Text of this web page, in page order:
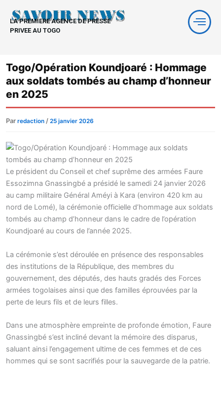
contenu
LA PREMIERE AGENCE DE PRESSE
PRIVEE AU TOGO
Togo/Opération Koundjoaré : Hommage
aux soldats tombés au champ d’honneur
en 2025
Par redaction / 25 janvier 2026
Le président du Conseil et chef suprême des armées Faure
Essozimna Gnassingbé a présidé le samedi 24 janvier 2026
au camp militaire Général Améyi à Kara (environ 420 km au
nord de Lomé), la cérémonie officielle d’hommage aux soldats
tombés au champ d’honneur dans le cadre de l’opération
Koundjoaré au cours de l’année 2025.
La cérémonie s’est déroulée en présence des responsables
des institutions de la République, des membres du
gouvernement, des députés, des hauts gradés des Forces
armées togolaises ainsi que des familles éprouvées par la
perte de leurs fils et de leurs filles.
Dans une atmosphère empreinte de profonde émotion, Faure
Gnassingbé s’est incliné devant la mémoire des disparus,
saluant ainsi l’engagement ultime de ces femmes et de ces
hommes qui se sont sacrifiés pour la sauvegarde de la patrie.